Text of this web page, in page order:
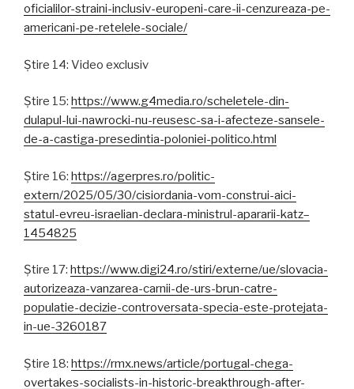
oficialilor-straini-inclusiv-europeni-care-ii-cenzureaza-pe-
americani-pe-retelele-sociale/
Știre 14: Video exclusiv
Știre 15: https://www.g4media.ro/scheletele-din-
dulapul-lui-nawrocki-nu-reusesc-sa-i-afecteze-sansele-
de-a-castiga-presedintia-poloniei-politico.html
Știre 16: https://agerpres.ro/politic-
extern/2025/05/30/cisiordania-vom-construi-aici-
statul-evreu-israelian-declara-ministrul-apararii-katz–
1454825
Știre 17: https://www.digi24.ro/stiri/externe/ue/slovacia-
autorizeaza-vanzarea-carnii-de-urs-brun-catre-
populatie-decizie-controversata-specia-este-protejata-
in-ue-3260187
Știre 18: https://rmx.news/article/portugal-chega-
overtakes-socialists-in-historic-breakthrough-after-